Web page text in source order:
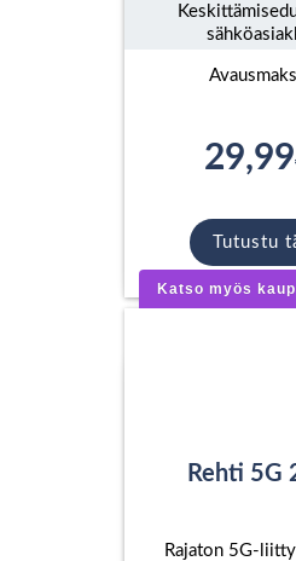
29,99
Tutustu
Katso myös
Rehti 5G
Rajaton 5G-